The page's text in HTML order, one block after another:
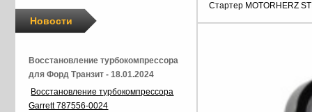
Стартер MOTORHERZ
Новости
Восстановление турбокомпрессора
для Форд Транзит - 18.01.2024
Восстановление турбокомпрессора
Garrett 787556-0024